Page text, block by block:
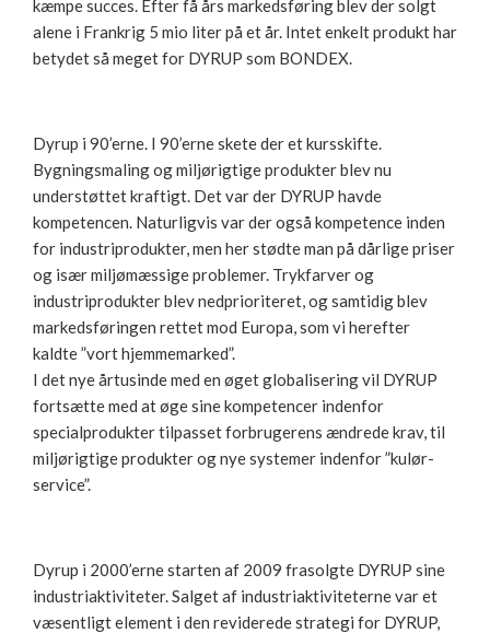
kæmpe succes. Efter få års markedsføring blev der solgt
alene i Frankrig 5 mio liter på et år. Intet enkelt produkt har
betydet så meget for DYRUP som BONDEX.
Dyrup i 90’erne. I 90’erne skete der et kursskifte.
Bygningsmaling og miljørigtige produkter blev nu
understøttet kraftigt. Det var der DYRUP havde
kompetencen. Naturligvis var der også kompetence inden
for industriprodukter, men her stødte man på dårlige priser
og især miljømæssige problemer. Trykfarver og
industriprodukter blev nedprioriteret, og samtidig blev
markedsføringen rettet mod Europa, som vi herefter
kaldte ”vort hjemmemarked”.
I det nye årtusinde med en øget globalisering vil DYRUP
fortsætte med at øge sine kompetencer indenfor
specialprodukter tilpasset forbrugerens ændrede krav, til
miljørigtige produkter og nye systemer indenfor ”kulør-
service”.
Dyrup i 2000’erne starten af 2009 frasolgte DYRUP sine
industriaktiviteter. Salget af industriaktiviteterne var et
væsentligt element i den reviderede strategi for DYRUP,